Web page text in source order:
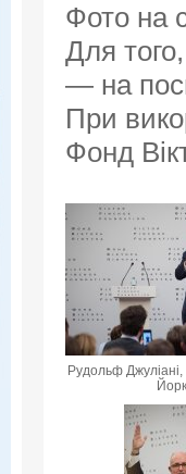
Фото на
Для
— на
При
Фонд
Рудольф